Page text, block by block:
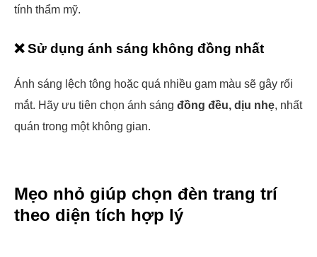
tính thẩm mỹ.
❌ Sử dụng ánh sáng không đồng nhất
Ánh sáng lệch tông hoặc quá nhiều gam màu sẽ gây rối
mắt. Hãy ưu tiên chọn ánh sáng đồng đều, dịu nhẹ, nhất
quán trong một không gian.
Mẹo nhỏ giúp chọn đèn trang trí
theo diện tích hợp lý